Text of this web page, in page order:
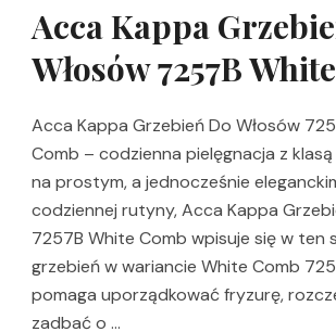
Acca Kappa
Włosów 7257B
Acca Kappa Grzebień Do Włosów
Comb – codzienna pielęgnacja z klasą
na prostym, a jednocześnie
codziennej rutyny, Acca Kappa
7257B White Comb wpisuje się w ten
grzebień w wariancie White Comb
pomaga uporządkować fryzurę,
zadbać o …